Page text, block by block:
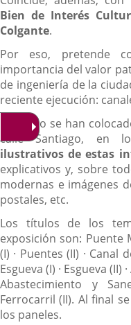
Bien de Interés
Colgante.
Por eso, pretende
importancia del valor
de ingeniería de la
reciente ejecución:
Para ello se han
calle Santiago, en
ilustrativos de estas
explicativos y, sobre
modernas e imágenes
postales, etc.
Los títulos de los
exposición son: Puente
(I) · Puentes (II) · Canal
Esgueva (I) · Esgueva
Abastecimiento y
Ferrocarril (II). Al final
los paneles.